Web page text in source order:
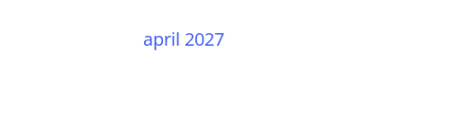
april 2027